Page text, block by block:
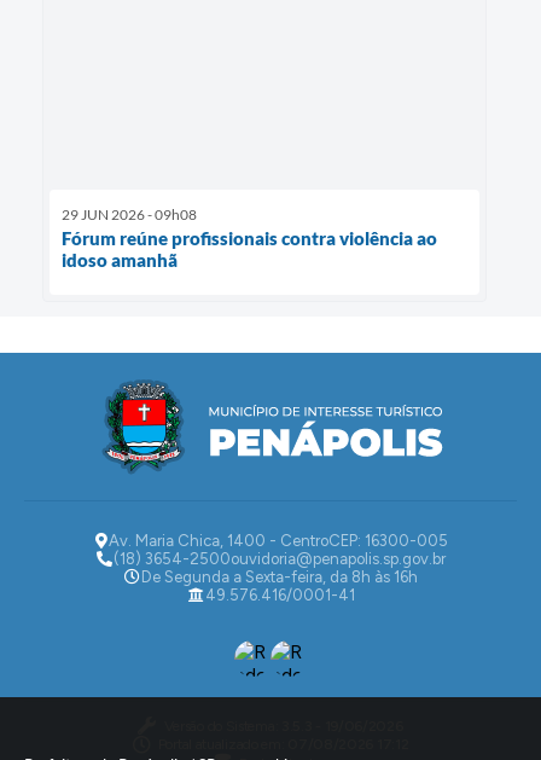
29 JUN 2026 - 09h08
Fórum reúne profissionais contra violência ao
idoso amanhã
Av. Maria Chica, 1400 - CentroCEP: 16300-005
(18) 3654-2500ouvidoria@penapolis.sp.gov.br
De Segunda a Sexta-feira, da 8h às 16h
49.576.416/0001-41